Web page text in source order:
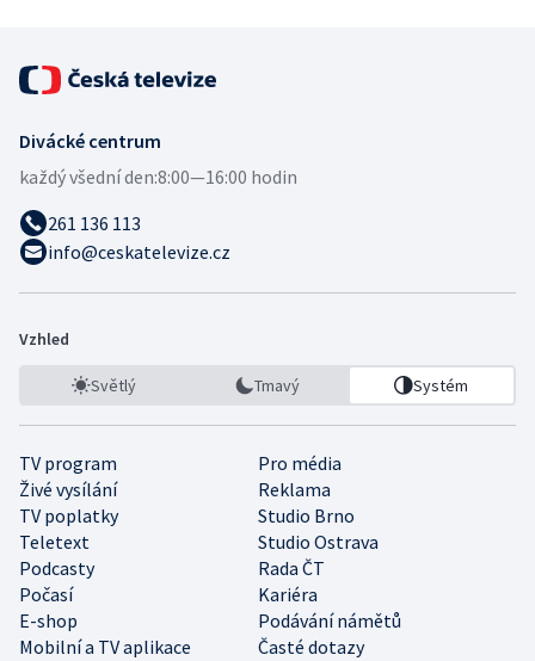
Divácké centrum
každý všední den:8:00—16:00 hodin
261 136 113
info@ceskatelevize.cz
Vzhled
Světlý Tmavý Systém
TV program
Pro média
Živé vysílání
Reklama
TV poplatky
Studio Brno
Teletext
Studio Ostrava
Podcasty
Rada ČT
Počasí
Kariéra
E-shop
Podávání námětů
Mobilní a TV aplikace
Časté dotazy